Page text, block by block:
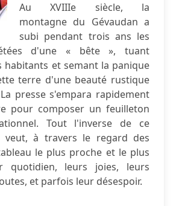
Au XVIIIe siècle, la
montagne du Gévaudan a
subi pendant trois ans les
d'une « bête », tuant
habitants et semant la panique
terre d'une beauté rustique
presse s'empara rapidement
pour composer un feuilleton
Tout l'inverse de ce
à travers le regard des
le plus proche et le plus
quotidien, leurs joies, leurs
et parfois leur désespoir.